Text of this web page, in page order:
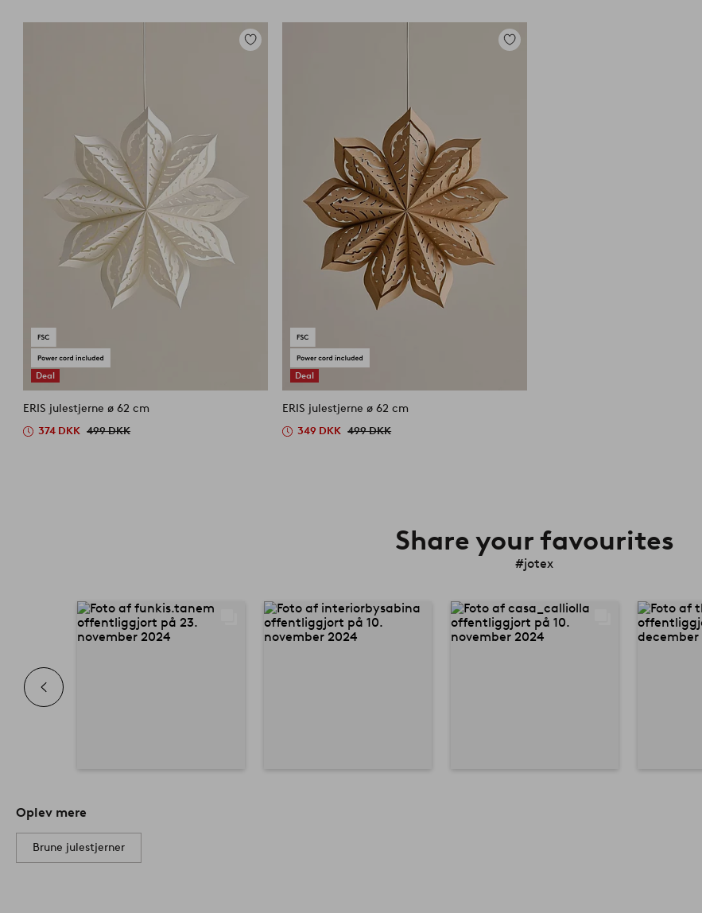
Deal
Tilføj
ERIS julestjerne ø 62 cm
374 DKK 499 DKK
Deal
Tilføj
ERIS julestjerne ø 62 cm
349 DKK 499 DKK
Share your favourites
#jotex
Oplev mere
Brune julestjerner